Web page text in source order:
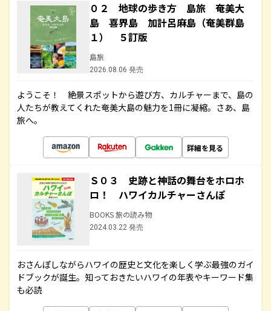
０２ 地球の歩き方 島旅 奄美大
島 喜界島 加計呂麻島（奄美群島
１） ５訂版
島旅
2026.08.06 発売
ようこそ！ 絶景スポットから遊び方、カルチャーまで、島の
人たちが教えてくれた奄美大島の魅力を1冊に凝縮。さあ、島
旅へ。
詳細を見る
Ｓ０３ 史跡と神話の舞台をホロホ
ロ！ ハワイカルチャーさんぽ
BOOKS 旅の読み物
2024.03.22 発売
おさんぽしながらハワイの歴史と文化を楽しく学ぶ最強のガイ
ドブックが誕生。知っておきたいハワイの年表やキーワード集
も必読